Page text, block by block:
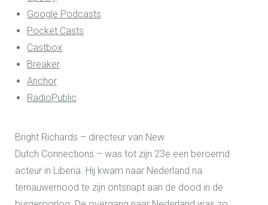
Google Podcasts
Pocket Casts
Castbox
Breaker
Anchor
RadioPublic
Bright Richards – directeur van New
Dutch Connections – was tot zijn 23e een beroemd
acteur in Liberia. Hij kwam naar Nederland na
ternauwernood te zijn ontsnapt aan de dood in de